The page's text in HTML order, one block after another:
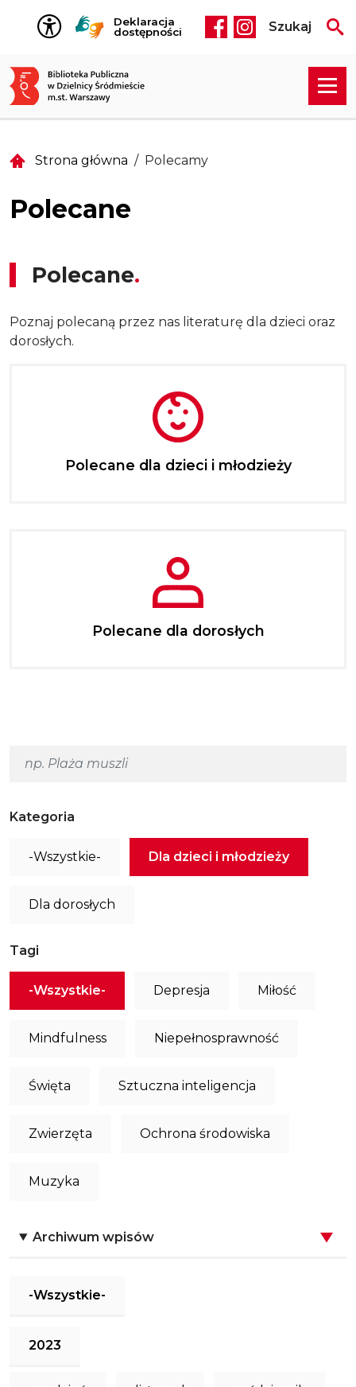
Przejdź do treści
Deklaracja
dostępności
Social media
Szukaj
Strona główna Polecamy
Polecane
Polecane
Poznaj polecaną przez nas literaturę dla dzieci oraz
dorosłych.
Polecane dla dzieci i młodzieży
Polecane dla dorosłych
Kategoria
-Wszystkie- Dla dzieci i młodzieży
Dla dorosłych
Tagi
-Wszystkie- Depresja Miłość
Mindfulness Niepełnosprawność
Święta Sztuczna inteligencja
Zwierzęta Ochrona środowiska
Muzyka
Archiwum wpisów
-Wszystkie-
2023